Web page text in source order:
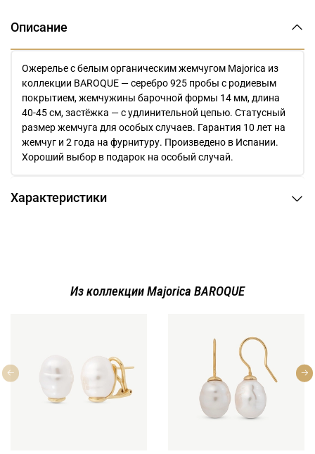
Описание
Ожерелье с белым органическим жемчугом Majorica из
коллекции BAROQUE — серебро 925 пробы с родиевым
покрытием, жемчужины барочной формы 14 мм, длина
40-45 см, застёжка — с удлинительной цепью. Статусный
размер жемчуга для особых случаев. Гарантия 10 лет на
жемчуг и 2 года на фурнитуру. Произведено в Испании.
Хороший выбор в подарок на особый случай.
Характеристики
Из коллекции Majorica BAROQUE